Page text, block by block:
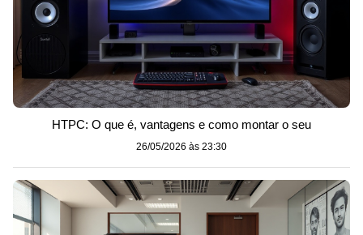
HTPC: O que é, vantagens e como montar o seu
26/05/2026 às 23:30